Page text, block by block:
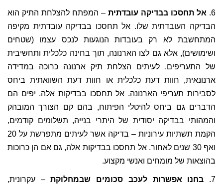
6. אל תחסכו בבדיקה עובדתית – המפתח להצלחת התיק הוא
הבדיקה העובדתית שלו. אל תחסכו בבדיקה עובדתית מקיפה
המתחשבת לא רק בעובדות הנוגעות לנכס עצמו (שטחים
ושימושים), אלא גם לצו הארנונה, תוך בחינה כלכלית ותחשיבית
של התעריפים. לעיתים הצלחת תיק ארנונה כרוכה במדידה
ארנונאית, חוות דעת כלכלית או חוות דעת השוואתית ביחס
לסבירות תעריפי הארנונה. אל תחסכו בבדיקות אלה. יפים הם
הדברים גם ביחס להיטלי הפיתוח, בהם קם הצורך המובהק
והמהותי בבדיקה יסודית של היתרי בנייה, תשלומים קודמים,
הקמת תשתיות עירוניות – בדיקה אשר לעיתים מתפרשת על 20
ואף 30 שנים לאחור. אל תחסכו בבדיקות אלה, גם אם הן כרוכות
בהוצאות של מומחים ואנשי מקצוע.
7. בחנו אפשרות לעכב סכומים שבמחלוקת– עקרונית,